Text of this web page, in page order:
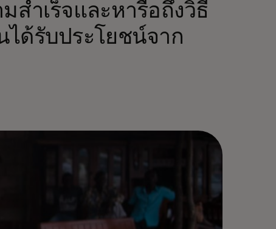
สำเร็จและหารือถึงวิธี
ด้รับประโยชน์จาก